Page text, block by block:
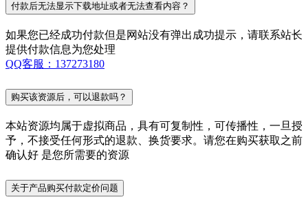
付款后无法显示下载地址或者无法查看内容？
如果您已经成功付款但是网站没有弹出成功提示，请联系站长
提供付款信息为您处理
QQ客服：137273180
购买该资源后，可以退款吗？
本站资源均属于虚拟商品，具有可复制性，可传播性，一旦授
予，不接受任何形式的退款、换货要求。请您在购买获取之前
确认好 是您所需要的资源
关于产品购买付款定价问题